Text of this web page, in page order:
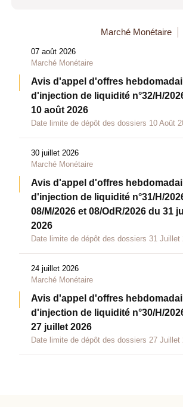
Marché Monétaire
07 août 2026
Marché Monétaire
Avis d'appel d'offres
d'injection de liquidité n°32/H/
10 août 2026
Date limite de dépôt des dossiers 10 Août
30 juillet 2026
Marché Monétaire
Avis d'appel d'offres
d'injection de liquidité n°31/H/
08/M/2026 et 08/OdR/2026 du 31
2026
Date limite de dépôt des dossiers 31 Juillet
24 juillet 2026
Marché Monétaire
Avis d'appel d'offres
d'injection de liquidité n°30/H/
27 juillet 2026
Date limite de dépôt des dossiers 27 Juillet